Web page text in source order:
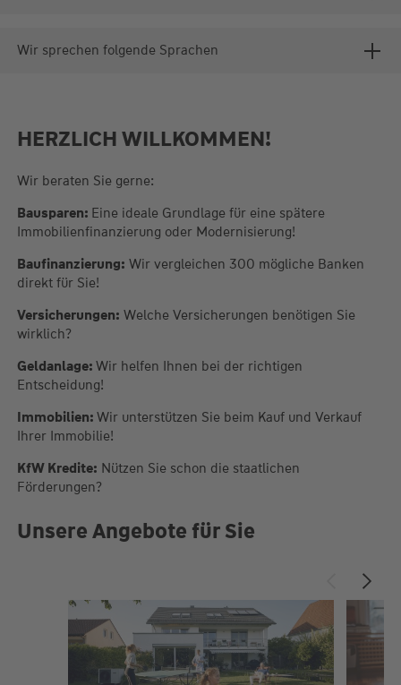
Wir sprechen folgende Sprachen
HERZLICH WILLKOMMEN!
Wir beraten Sie gerne:
Bausparen: Eine ideale Grundlage für eine spätere
Immobilienfinanzierung oder Modernisierung!
Baufinanzierung: Wir vergleichen 300 mögliche Banken
direkt für Sie!
Versicherungen: Welche Versicherungen benötigen Sie
wirklich?
Geldanlage: Wir helfen Ihnen bei der richtigen
Entscheidung!
Immobilien: Wir unterstützen Sie beim Kauf und Verkauf
Ihrer Immobilie!
KfW Kredite: Nützen Sie schon die staatlichen
Förderungen?
Unsere Angebote für Sie